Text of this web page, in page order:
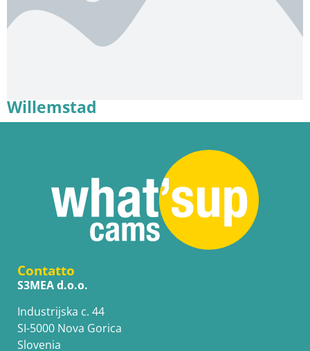
Willemstad
Contatto
S3MEA d.o.o.
Industrijska c. 44
SI-5000 Nova Gorica
Slovenia